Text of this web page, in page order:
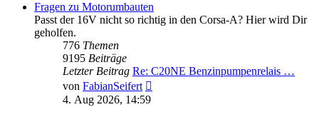
Fragen zu Motorumbauten
Passt der 16V nicht so richtig in den Corsa-A? Hier wird Dir
geholfen.
776 Themen
9195 Beiträge
Letzter Beitrag Re: C20NE Benzinpumpenrelais …
von FabianSeifert
4. Aug 2026, 14:59